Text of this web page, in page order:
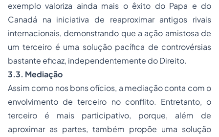
exemplo valoriza ainda mais o êxito do Papa e do
Canadá na iniciativa de reaproximar antigos rivais
internacionais, demonstrando que a ação amistosa de
um terceiro é uma solução pacífica de controvérsias
bastante eficaz, independentemente do Direito.
3.3. Mediação
Assim como nos bons ofícios, a mediação conta com o
envolvimento de terceiro no conflito. Entretanto, o
terceiro é mais participativo, porque, além de
aproximar as partes, também propõe uma solução